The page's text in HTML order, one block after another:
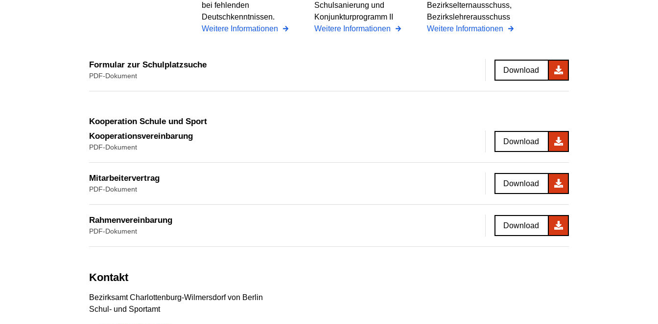
bei fehlenden
Deutschkenntnissen.
Weitere Informationen
Schulsanierung und
Konjunkturprogramm II
Weitere Informationen
Bezirkselternausschuss,
Bezirkslehrerausschuss
Weitere Informationen
Formular zur Schulplatzsuche
PDF-Dokument
Download
Kooperation Schule und Sport
Kooperationsvereinbarung
PDF-Dokument
Download
Mitarbeitervertrag
PDF-Dokument
Download
Rahmenvereinbarung
PDF-Dokument
Download
Kontakt
Bezirksamt Charlottenburg-Wilmersdorf von Berlin
Schul- und Sportamt